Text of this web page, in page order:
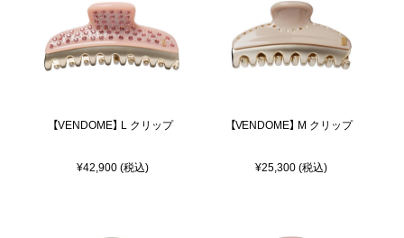
【VENDOME】 L クリップ
¥42,900 (税込)
【VENDOME】 M クリップ
¥25,300 (税込)